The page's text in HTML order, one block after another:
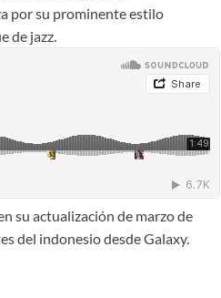
por su prominente estilo
de jazz.
su actualización de marzo de
del indonesio desde Galaxy.